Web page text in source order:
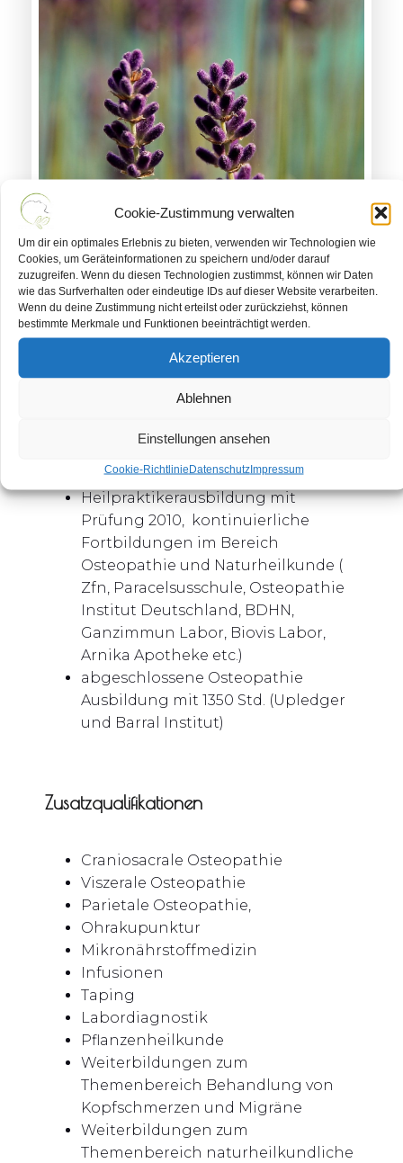
Cookie-Zustimmung verwalten
Um dir ein optimales Erlebnis zu bieten, verwenden wir Technologien wie
Cookies, um Geräteinformationen zu speichern und/oder darauf
zuzugreifen. Wenn du diesen Technologien zustimmst, können wir Daten
wie das Surfverhalten oder eindeutige IDs auf dieser Website verarbeiten.
Wenn du deine Zustimmung nicht erteilst oder zurückziehst, können
bestimmte Merkmale und Funktionen beeinträchtigt werden.
Akzeptieren
Ablehnen
Einstellungen ansehen
Cookie-RichtlinieDatenschutzImpressum
Gesundheits- und Krankenpflegerin,
Unfallchirurgie und Intensivmedizin
Heilpraktikerausbildung mit
Prüfung 2010, kontinuierliche
Fortbildungen im Bereich
Osteopathie und Naturheilkunde (
Zfn, Paracelsusschule, Osteopathie
Institut Deutschland, BDHN,
Ganzimmun Labor, Biovis Labor,
Arnika Apotheke etc.)
abgeschlossene Osteopathie
Ausbildung mit 1350 Std. (Upledger
und Barral Institut)
Zusatzqualifikationen
Craniosacrale Osteopathie
Viszerale Osteopathie
Parietale Osteopathie,
Ohrakupunktur
Mikronährstoffmedizin
Infusionen
Taping
Labordiagnostik
Pflanzenheilkunde
Weiterbildungen zum
Themenbereich Behandlung von
Kopfschmerzen und Migräne
Weiterbildungen zum
Themenbereich naturheilkundliche